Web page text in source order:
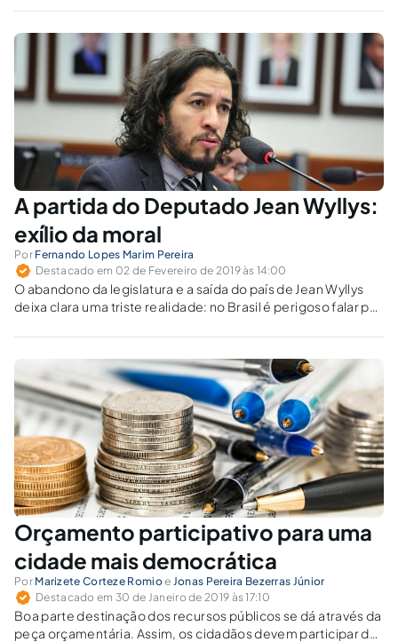
controle da liberdade de expressão pelo pavor e medo. Sim,
notícias falsas têm essas capacidades.
A partida do Deputado Jean Wyllys:
exílio da moral
Por Fernando Lopes Marim Pereira
Destacado em 02 de Fevereiro de 2019 às 14:00
O abandono da legislatura e a saída do país de Jean Wyllys
deixa clara uma triste realidade: no Brasil é perigoso falar por
sobre isso.
Orçamento participativo para uma
cidade mais democrática
Por Marizete Corteze Romioe Jonas Pereira Bezerras Júnior
Destacado em 30 de Janeiro de 2019 às 17:10
Boa parte destinação dos recursos públicos se dá através da
peça orçamentária. Assim, os cidadãos devem participar da